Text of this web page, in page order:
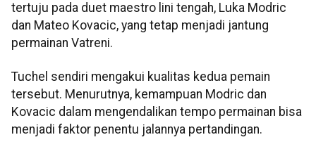
tertuju pada duet maestro lini tengah, Luka Modric
dan Mateo Kovacic, yang tetap menjadi jantung
permainan Vatreni.
Tuchel sendiri mengakui kualitas kedua pemain
tersebut. Menurutnya, kemampuan Modric dan
Kovacic dalam mengendalikan tempo permainan bisa
menjadi faktor penentu jalannya pertandingan.